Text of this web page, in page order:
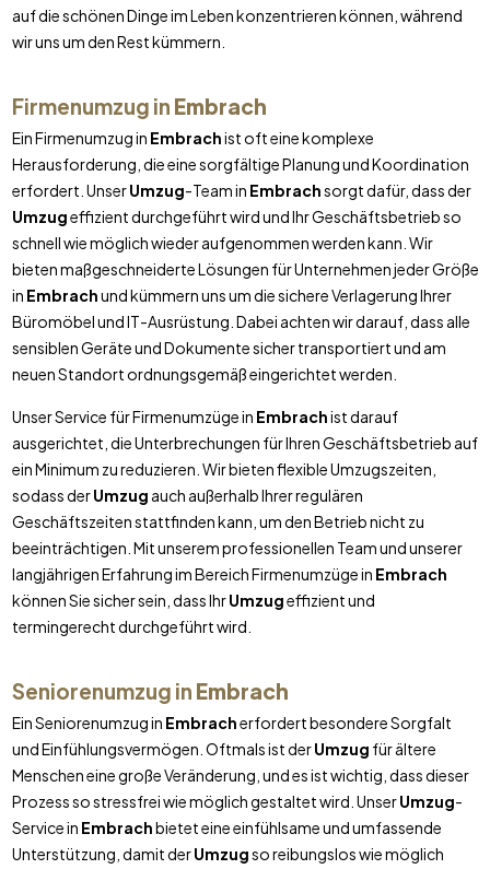
auf die schönen Dinge im Leben konzentrieren können, während
wir uns um den Rest kümmern.
Firmenumzug in Embrach
Ein Firmenumzug in Embrachist oft eine komplexe
Herausforderung, die eine sorgfältige Planung und Koordination
erfordert. UnserUmzug-Team in Embrachsorgt dafür, dass der
Umzugeffizient durchgeführt wird und Ihr Geschäftsbetrieb so
schnell wie möglich wieder aufgenommen werden kann. Wir
bieten maßgeschneiderte Lösungen für Unternehmen jeder Größe
in Embrachund kümmern uns um die sichere Verlagerung Ihrer
Büromöbel und IT-Ausrüstung. Dabei achten wir darauf, dass alle
sensiblen Geräte und Dokumente sicher transportiert und am
neuen Standort ordnungsgemäß eingerichtet werden.
Unser Service für Firmenumzüge in Embrachist darauf
ausgerichtet, die Unterbrechungen für Ihren Geschäftsbetrieb auf
ein Minimum zu reduzieren. Wir bieten flexible Umzugszeiten,
sodass derUmzug auch außerhalb Ihrer regulären
Geschäftszeiten stattfinden kann, um den Betrieb nicht zu
beeinträchtigen. Mit unserem professionellen Team und unserer
langjährigen Erfahrung im Bereich Firmenumzüge in Embrach
können Sie sicher sein, dass IhrUmzugeffizient und
termingerecht durchgeführt wird.
Seniorenumzug in Embrach
Ein Seniorenumzug in Embracherfordert besondere Sorgfalt
und Einfühlungsvermögen. Oftmals ist derUmzug für ältere
Menschen eine große Veränderung, und es ist wichtig, dass dieser
Prozess so stressfrei wie möglich gestaltet wird. UnserUmzug-
Service in Embrachbietet eine einfühlsame und umfassende
Unterstützung, damit derUmzugso reibungslos wie möglich